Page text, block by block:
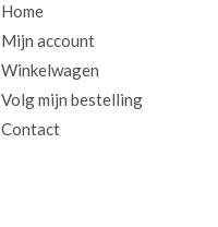
Home
Mijn account
Winkelwagen
Volg mijn bestelling
Contact